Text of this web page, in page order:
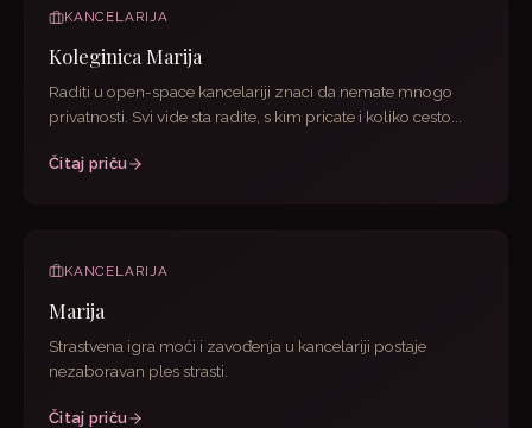
KANCELARIJA
Koleginica Marija
Raditi u open-space kancelariji znaci da nemate mnogo
privatnosti. Svi vide sta radite, s kim pricate i koliko cesto...
Čitaj priču
KANCELARIJA
Marija
Strastvena igra moći i zavođenja u kancelariji postaje
nezaboravan ples strasti.
Čitaj priču